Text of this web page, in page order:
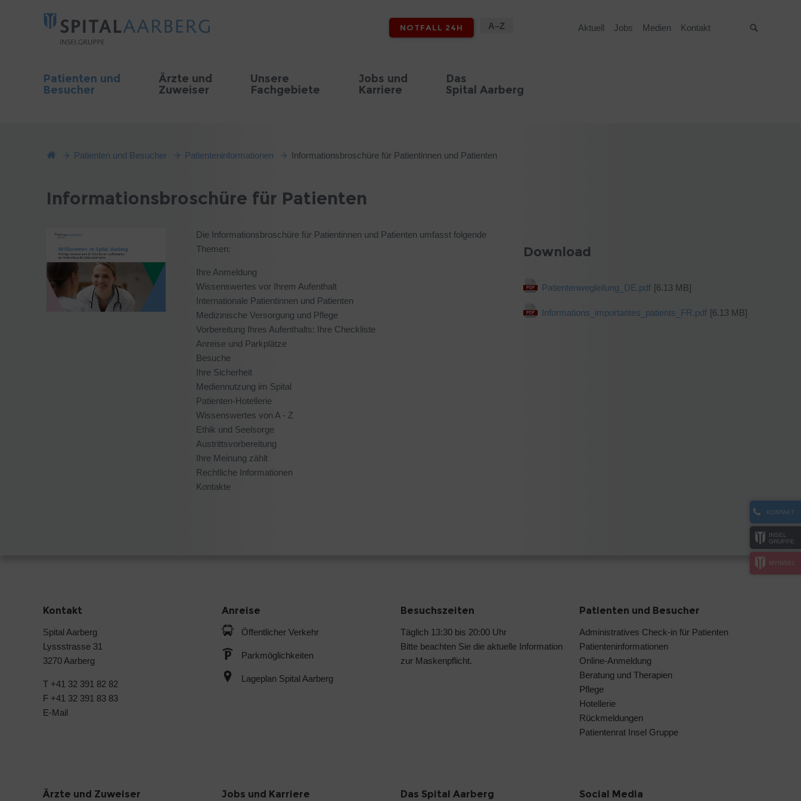
NOTFALL 24H A–Z Aktuell Jobs Medien Kontakt
Patienten und
Besucher
Ärzte und
Zuweiser
Unsere
Fachgebiete
Jobs und
Karriere
Das
Spital Aarberg
KONTAKT
INSEL
GRUPPE
MYINSEL
Patienten und Besucher Patienteninformationen Informationsbroschüre für Patientinnen und Patienten
Informationsbroschüre für Patienten
Die Informationsbroschüre für Patientinnen und Patienten umfasst folgende
Themen:
Ihre Anmeldung
Wissenswertes vor Ihrem Aufenthalt
Internationale Patientinnen und Patienten
Medizinische Versorgung und Pflege
Vorbereitung Ihres Aufenthalts: Ihre Checkliste
Anreise und Parkplätze
Besuche
Ihre Sicherheit
Mediennutzung im Spital
Patienten-Hotellerie
Wissenswertes von A - Z
Ethik und Seelsorge
Austrittsvorbereitung
Ihre Meinung zählt
Rechtliche Informationen
Kontakte
Download
Patientenwegleitung_DE.pdf [6.13 MB]
Informations_importantes_patients_FR.pdf [6.13 MB]
Kontakt
Spital Aarberg
Lyssstrasse 31
3270 Aarberg
T +41 32 391 82 82
F +41 32 391 83 83
E-Mail
Anreise
Öffentlicher Verkehr
Parkmöglichkeiten
Lageplan Spital Aarberg
Besuchszeiten
Täglich 13:30 bis 20:00 Uhr
Bitte beachten Sie die aktuelle Information
zur Maskenpflicht.
Patienten und Besucher
Administratives Check-in für Patienten
Patienteninformationen
Online-Anmeldung
Beratung und Therapien
Pflege
Hotellerie
Rückmeldungen
Patientenrat Insel Gruppe
Ärzte und Zuweiser Jobs und Karriere Das Spital Aarberg Social Media